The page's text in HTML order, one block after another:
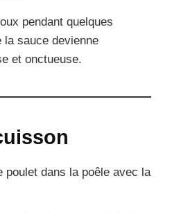
pendant quelques
la sauce devienne
et onctueuse.
poulet dans la poêle avec la